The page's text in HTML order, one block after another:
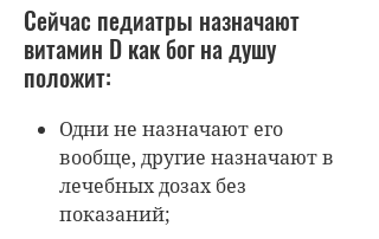
Сейчас педиатры назначают
витамин D как бог на душу
положит:
Одни не назначают его
вообще, другие назначают в
лечебных дозах без
показаний;